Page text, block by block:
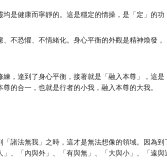
是健康而寧靜的。這是穩定的情操，是「定」的功
不恐懼、不情緒化。身心平衡的外觀是精神煥發，
，達到了身心平衡，接著就是「融入本尊」，這是
的合一，也就是行者的小我，融入本尊的大我。
諸法無我」之時，這才是無法想像的領域。因為
、「內與外」、「有與無」、「大與小」、「遠